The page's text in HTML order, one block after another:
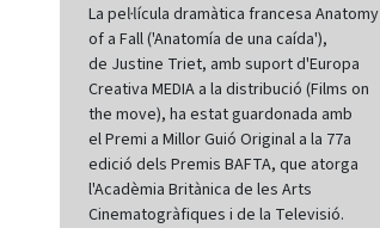
La pel·lícula dramàtica francesa Anatomy
of a Fall ('Anatomía de una caída'),
de Justine Triet, amb suport d'Europa
Creativa MEDIA a la distribució (Films on
the move), ha estat guardonada amb
el Premi a Millor Guió Original a la 77a
edició dels Premis BAFTA, que atorga
l'Acadèmia Britànica de les Arts
Cinematogràfiques i de la Televisió.